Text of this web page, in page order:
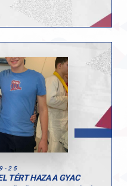
Versenyzőink
25
TÉRT HAZA A GYAC